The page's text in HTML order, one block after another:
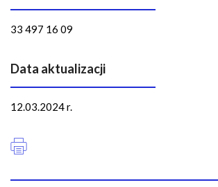
33 497 16 09
Data aktualizacji
12.03.2024 r.